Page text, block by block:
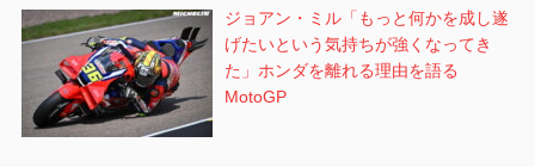
ジョアン・ミル「もっと何かを成し遂
げたいという気持ちが強くなってき
た」ホンダを離れる理由を語る
MotoGP